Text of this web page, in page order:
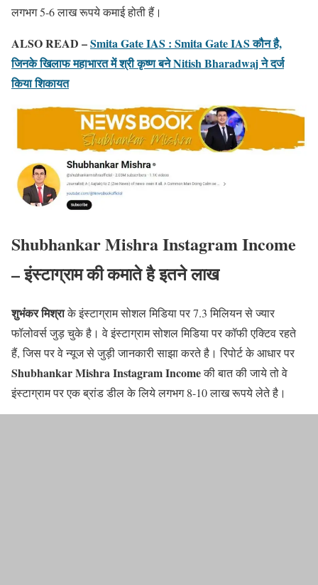
लगभग 5-6 लाख रूपये कमाई होती हैं।
ALSO READ –Smita Gate IAS : Smita Gate IAS कौन है,
जिनके खिलाफ महाभारत में श्री कृष्ण बने Nitish Bharadwaj ने दर्ज
किया शिकायत
Shubhankar Mishra Instagram Income
– इंस्टाग्राम की कमाते है इतने लाख
शुभंकर मिश्राके इंस्टाग्राम सोशल मिडिया पर 7.3 मिलियन से ज्यार
फॉलोवर्स जुड़ चुके है। वे इंस्टाग्राम सोशल मिडिया पर कॉफी एक्टिव रहते
हैं, जिस पर वे न्यूज से जुड़ी जानकारी साझा करते है। रिपोर्ट के आधार पर
Shubhankar Mishra Instagram Incomeकी बात की जाये तो वे
इंस्टाग्राम पर एक ब्रांड डील के लिये लगभग 8-10 लाख रूपये लेते है।